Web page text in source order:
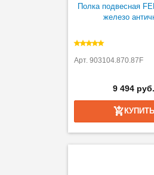
Полка подвесная
железо
Арт. 903104.870.87F
9 494 руб.
КУПИТЬ